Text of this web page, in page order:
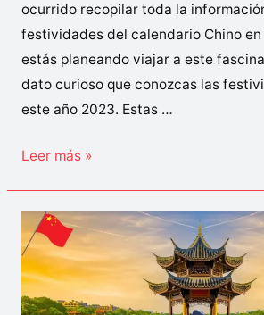
ocurrido recopilar toda la
festividades del calendario Chino en
estás planeando viajar a este
dato curioso que conozcas las
este año 2023. Estas …
Toda
sobre
las
festividades
Chinas
Leer más »